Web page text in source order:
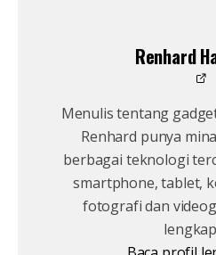
Renhard
Menulis tentang
Renhard punya
berbagai teknologi
smartphone, tablet,
fotografi dan